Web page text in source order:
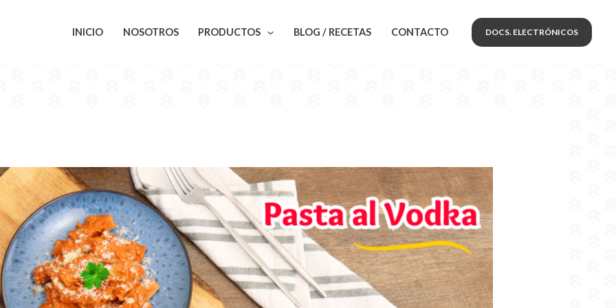
INICIO NOSOTROS PRODUCTOS BLOG / RECETAS CONTACTO DOCS. ELECTRÓNICOS